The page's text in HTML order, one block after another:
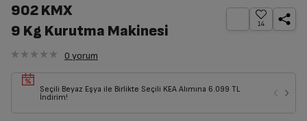
902 KMX
9 Kg Kurutma Makinesi
14
0 yorum
Seçili Beyaz Eşya ile Birlikte Seçili KEA Alımına 6.099 TL
İndirim!